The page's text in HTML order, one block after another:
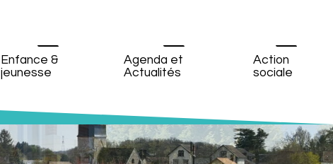
Enfance &
jeunesse
Agenda et
Actualités
Action
sociale